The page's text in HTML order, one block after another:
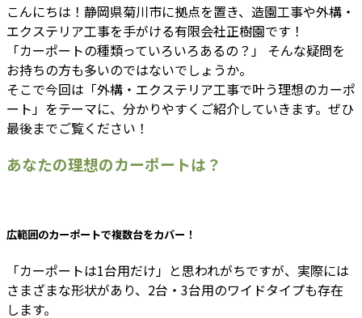
こんにちは！静岡県菊川市に拠点を置き、造園工事や外構・
エクステリア工事を手がける有限会社正樹園です！
「カーポートの種類っていろいろあるの？」 そんな疑問を
お持ちの方も多いのではないでしょうか。
そこで今回は「外構・エクステリア工事で叶う理想のカーポ
ート」をテーマに、分かりやすくご紹介していきます。ぜひ
最後までご覧ください！
あなたの理想のカーポートは？
広範囲のカーポートで複数台をカバー！
「カーポートは1台用だけ」と思われがちですが、実際には
さまざまな形状があり、2台・3台用のワイドタイプも存在
します。